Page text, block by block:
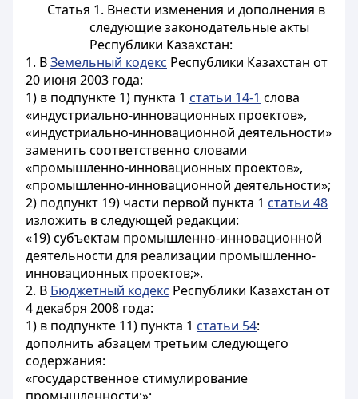
Статья 1. Внести изменения и дополнения в
следующие законодательные акты
Республики Казахстан:
1. ВЗемельный кодекс Республики Казахстан от
20 июня 2003 года:
1) в подпункте 1) пункта 1 статьи 14-1 слова
«индустриально-инновационных проектов»,
«индустриально-инновационной деятельности»
заменить соответственно словами
«промышленно-инновационных проектов»,
«промышленно-инновационной деятельности»;
2) подпункт 19) части первой пункта 1 статьи 48
изложить в следующей редакции:
«19) субъектам промышленно-инновационной
деятельности для реализации промышленно-
инновационных проектов;».
2. В Бюджетный кодекс Республики Казахстан от
4 декабря 2008 года:
1) в подпункте 11) пункта 1 статьи 54:
дополнить абзацем третьим следующего
содержания:
«государственное стимулирование